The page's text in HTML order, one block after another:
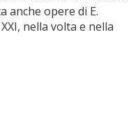
anche opere di E.
nella volta e nella